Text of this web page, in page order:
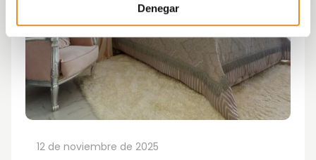
Denegar
12 de noviembre de 2025